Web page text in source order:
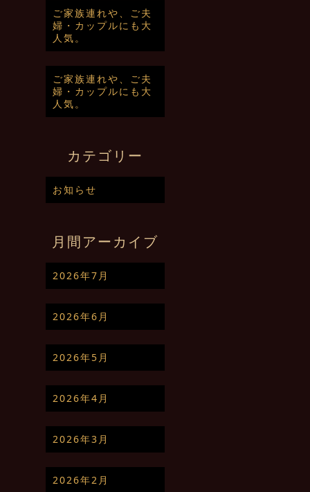
ご家族連れや、ご夫
婦・カップルにも大
人気。
ご家族連れや、ご夫
婦・カップルにも大
人気。
カテゴリー
お知らせ
月間アーカイブ
2026年7月
2026年6月
2026年5月
2026年4月
2026年3月
2026年2月